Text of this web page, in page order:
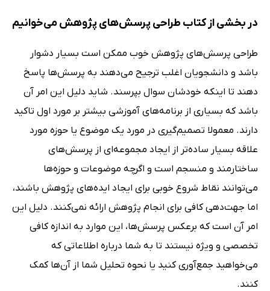
در بخشی از کتاب طراحی پرسش‌های پژوهش می‌خوانیم
طراحی پرسش‌های پژوهش خوب ممکن است بسیار دشوار
باشد و دانشجویان اغلب ترجیح می‌دهند به پرسش‌ها پاسخ
دهند تا اینکه خودشان سوال بپرسند. شاید دلیل این امر آن
باشد که بسیاری از برنامه‌های آموزشی بیشتر بر مورد اول تاکید
دارند. معمولا تصمیم‌گیری در مورد یک موضوع یا حوزه مورد
علاقه بسیار ساده‌تر از ایجاد مجموعه‌ای از پرسش‌های
ساختارمند و منسجم است و اگرچه موضوعات و حوزه‌ها
می‌توانند نقاط شروع خوبی برای ایجاد ایده‌های پژوهش باشند،
اما جهت‌دهی کافی برای انجام پژوهش ارائه نمی‌کنند. دلیل این
امر آن است که برعکس پرسش‌ها، این موارد به اندازه کافی
تخصصی و ویژه نیستند تا به شما درباره اطلاعاتی که
می‌خواهید جمع‌آوری کنید یا نحوه تحلیل شما از آن‌ها کمک
کنند.